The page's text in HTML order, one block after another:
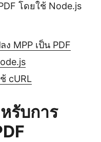
โดยใช้ Node.js
MPP เป็น PDF
cURL
รับการ